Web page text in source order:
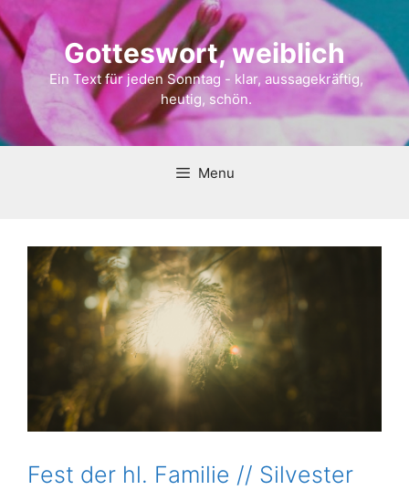
Gotteswort, weiblich
Ein Text für jeden Sonntag - klar, aussagekräftig,
heutig, schön.
Menu
Fest der hl. Familie // Silvester